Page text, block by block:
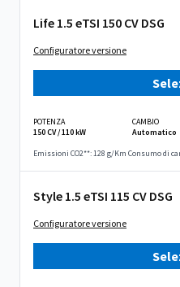
Life 1.5 eTSI 150 CV DSG
Configuratore versione
POTENZA
150 CV / 110 kW
CAMBIO
Automatico
Emissioni CO2**: 128 g/Km Consumo di
Style 1.5 eTSI 115 CV DSG
Configuratore versione